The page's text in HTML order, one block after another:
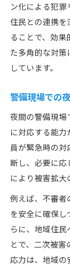
ン化による犯
住民との連携を
ることで、効
た多角的な対策
しています。
警備現場での
夜間の警備現場
に対応する能
員が緊急時の
断し、必要に
により被害拡大
例えば、不審者
を安全に確保し
らに、地域住
とで、二次被
応力は、地域の